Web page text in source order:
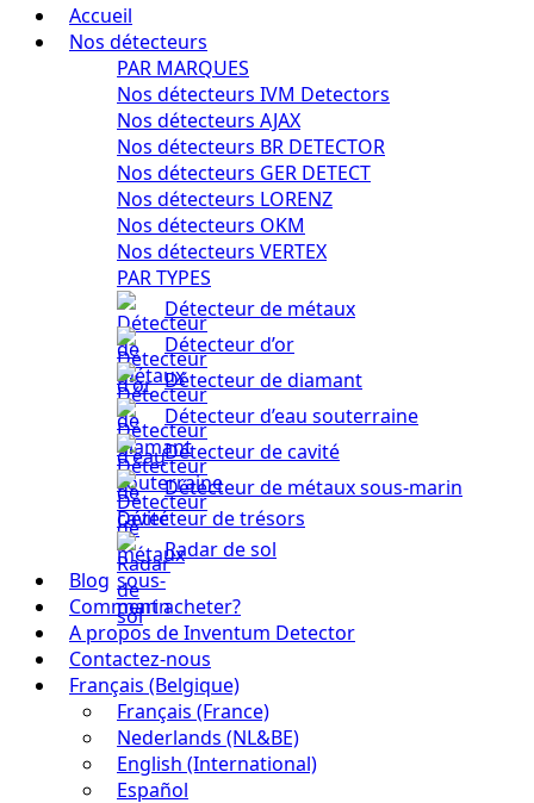
Accueil
Nos détecteurs
PAR MARQUES
Nos détecteurs IVM Detectors
Nos détecteurs AJAX
Nos détecteurs BR DETECTOR
Nos détecteurs GER DETECT
Nos détecteurs LORENZ
Nos détecteurs OKM
Nos détecteurs VERTEX
PAR TYPES
Détecteur de métaux
Détecteur d’or
Détecteur de diamant
Détecteur d’eau souterraine
Détecteur de cavité
Détecteur de métaux sous-marin
Détecteur de trésors
Radar de sol
Blog
Comment acheter?
A propos de Inventum Detector
Contactez-nous
Français (Belgique)
Français (France)
Nederlands (NL&BE)
English (International)
Español